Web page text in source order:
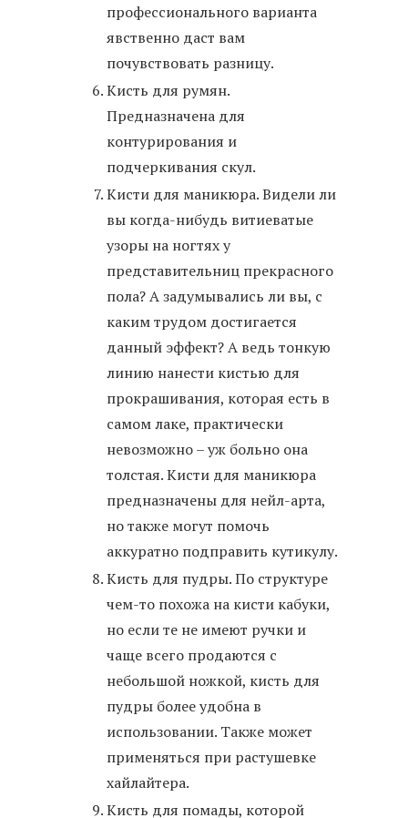
профессионального варианта
явственно даст вам
почувствовать разницу.
Кисть для румян.
Предназначена для
контурирования и
подчеркивания скул.
Кисти для маникюра. Видели ли
вы когда-нибудь витиеватые
узоры на ногтях у
представительниц прекрасного
пола? А задумывались ли вы, с
каким трудом достигается
данный эффект? А ведь тонкую
линию нанести кистью для
прокрашивания, которая есть в
самом лаке, практически
невозможно – уж больно она
толстая. Кисти для маникюра
предназначены для нейл-арта,
но также могут помочь
аккуратно подправить кутикулу.
Кисть для пудры. По структуре
чем-то похожа на кисти кабуки,
но если те не имеют ручки и
чаще всего продаются с
небольшой ножкой, кисть для
пудры более удобна в
использовании. Также может
применяться при растушевке
хайлайтера.
Кисть для помады, которой